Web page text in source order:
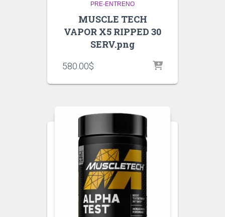
PRE-ENTRENO
MUSCLE TECH
VAPOR X5 RIPPED 30
SERV.png
580.00$